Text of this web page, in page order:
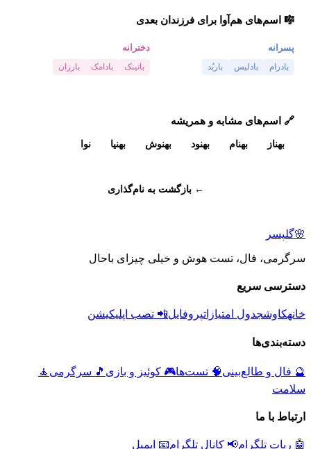
🎼 اسم‌های هم‌آوا برای فرزندان بعدی
پسرانه
بادرام بادلیس باربُد
دخترانه
باتینک بادامک بارزان
🔗 اسم‌های مشابه و همریشه
بهناز بهنام بهنود بهنوش بهنیا نوا
← بازگشت به نام‌گذاری
🌸گلپسر
سرگرمی، فال، تست هوش و خیلی چیزای باحال
دسترسی سریع
خانهکاوشجدول امتیازاتپروفایل📲 نصب اپلیکیشن
دسته‌بندی‌ها
🔮 فال و طالع‌بینی🧠 تست‌ها🎮 کوئیز و بازی 🎵 سرگرمی 🧘
سلامت
ارتباط با ما
🤖 ربات تلگرام📢 کانال تلگرام📧 ایمیل